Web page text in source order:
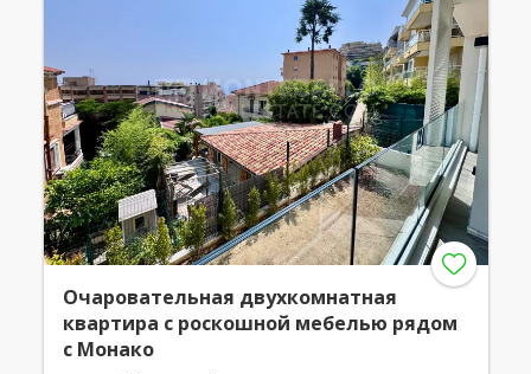
Очаровательная двухкомнатная
квартира с роскошной мебелью рядом
с Монако